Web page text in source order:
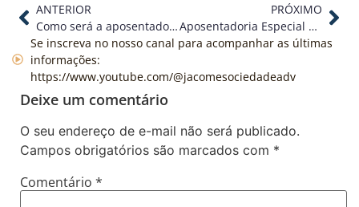
ANTERIOR
Como será a aposentadoria do jovem médico que está iniciando a carreira?
PRÓXIMO
Aposentadoria Especial – Aeroviários
Se inscreva no nosso canal para acompanhar as últimas
informações:
https://www.youtube.com/@jacomesociedadeadv
Deixe um comentário
O seu endereço de e-mail não será publicado.
Campos obrigatórios são marcados com *
Comentário *